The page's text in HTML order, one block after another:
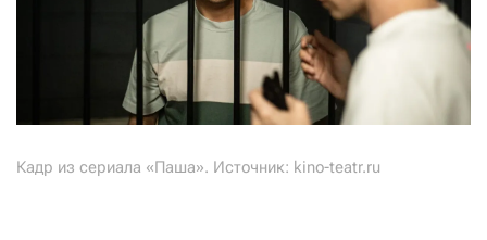
Кадр из сериала «Паша». Источник: kino-teatr.ru